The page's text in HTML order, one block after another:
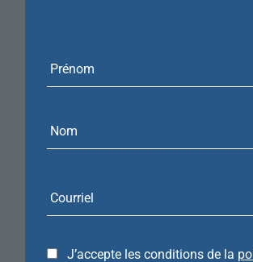
J’accepte les conditions de la